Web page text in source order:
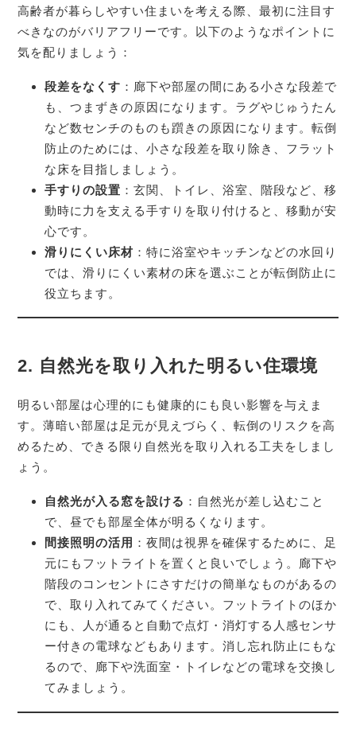
高齢者が暮らしやすい住まいを考える際、最初に注目す
べきなのがバリアフリーです。以下のようなポイントに
気を配りましょう：
段差をなくす ：廊下や部屋の間にある小さな段差で
も、つまずきの原因になります。ラグやじゅうたん
など数センチのものも躓きの原因になります。転倒
防止のためには、小さな段差を取り除き、フラット
な床を目指しましょう。
手すりの設置 ：玄関、トイレ、浴室、階段など、移
動時に力を支える手すりを取り付けると、移動が安
心です。
滑りにくい床材 ：特に浴室やキッチンなどの水回り
では、滑りにくい素材の床を選ぶことが転倒防止に
役立ちます。
2. 自然光を取り入れた明るい住環境
明るい部屋は心理的にも健康的にも良い影響を与えま
す。薄暗い部屋は足元が見えづらく、転倒のリスクを高
めるため、できる限り自然光を取り入れる工夫をしまし
ょう。
自然光が入る窓を設ける ：自然光が差し込むこと
で、昼でも部屋全体が明るくなります。
間接照明の活用 ：夜間は視界を確保するために、足
元にもフットライトを置くと良いでしょう。廊下や
階段のコンセントにさすだけの簡単なものがあるの
で、取り入れてみてください。フットライトのほか
にも、人が通ると自動で点灯・消灯する人感センサ
ー付きの電球などもあります。消し忘れ防止にもな
るので、廊下や洗面室・トイレなどの電球を交換し
てみましょう。